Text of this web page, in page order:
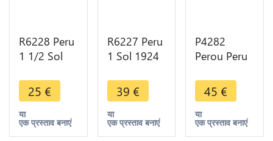
R6228 Peru
1 1/2 Sol
Lima Silver
Jewelry
Belière ->
Make offer
25 €
या
एक प्रस्ताव बनाएं
R6227 Peru
1 Sol 1924
1824 Silver
-> Make
offer
39 €
या
एक प्रस्ताव बनाएं
P4282
Perou Peru
1907 Lima
FG JR Silver
AU+
45 €
या
एक प्रस्ताव बनाएं